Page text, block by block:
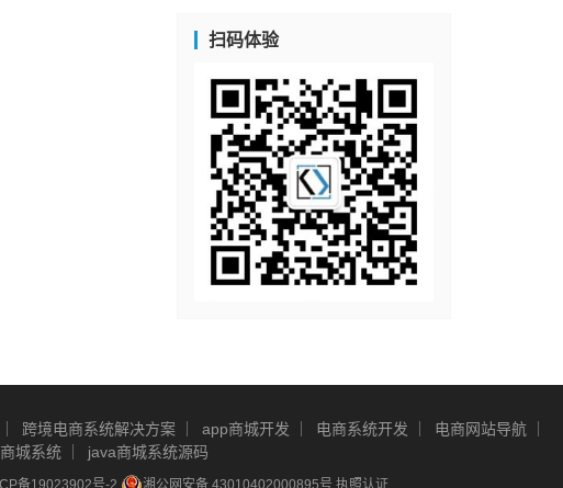
扫码体验
跨境电商系统解决方案 app商城开发 电商系统开发
电商网站导航
商城系统 java商城系统源码
备19023902号-2 湘公网安备 43010402000895号 执照认证